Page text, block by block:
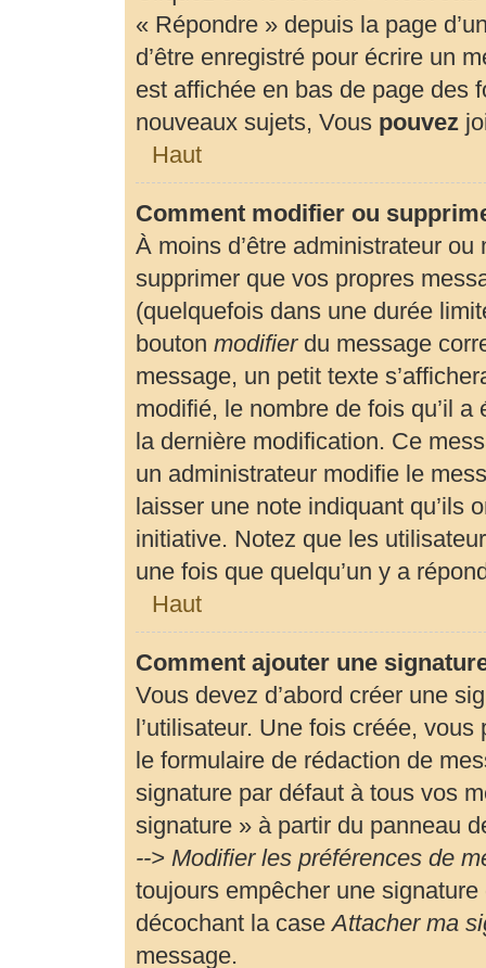
« Répondre » depuis la page
d’être enregistré pour écrire un
est affichée en bas de page des
nouveaux sujets, Vous pouvez
Haut
Comment modifier ou
À moins d’être administrateur
supprimer que vos propres
(quelquefois dans une durée
bouton modifierdu message
message, un petit texte
modifié, le nombre de fois qu’il
la dernière modification. Ce
un administrateur modifie le
laisser une note indiquant qu’ils
initiative. Notez que les
une fois que quelqu’un y a
Haut
Comment ajouter une
Vous devez d’abord créer une
l’utilisateur. Une fois créée,
le formulaire de rédaction de
signature par défaut à tous vos
signature » à partir du panneau
--> Modifier les préférences de
toujours empêcher une
décochant la caseAttacher ma
message.